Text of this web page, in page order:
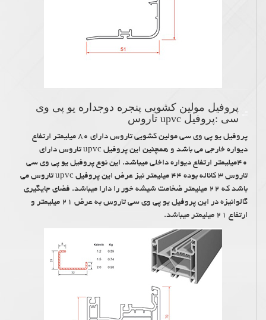
پروفیل مولین کشویی پنجره دوجداره یو پی وی
سی :پروفیل upvc تاروس
پروفیل یو پی وی سی مولین کشویی تاروس دارای ۸۰ میلیمتر ارتفاع
دیواره خارجی می باشد و همچنین این پروفیل upvc تاروس دارای
۴۰میلیمتر ارتفاع دیواره داخلی میباشد. این نوع پروفیل یو پی وی سی
تاروس ۳ کاناله بوده ۴۴ میلیمتر نیز عرض این پروفیل upvc تاروس می
باشد که ۲۲ میلیمتر ضخامت شیشه خور را دارا میباشد. فضای جایگیری
گالوانیزه در این پروفیل یو پی وی سی تاروس به عرض ۲۱ میلیمتر و
ارتفاع ۲۱ میلیمتر میباشد.